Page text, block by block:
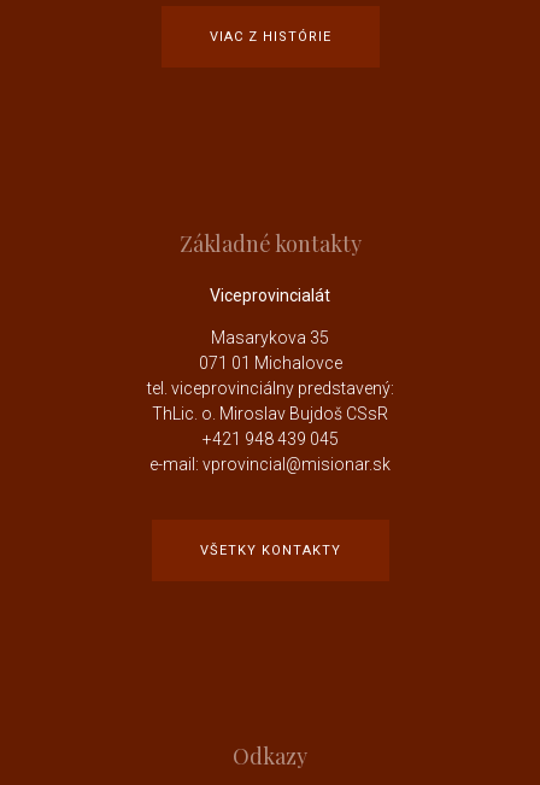
VIAC Z HISTÓRIE
Základné kontakty
Viceprovincialát
Masarykova 35
071 01 Michalovce
tel. viceprovinciálny predstavený:
ThLic. o. Miroslav Bujdoš CSsR
+421 948 439 045
e-mail: vprovincial@misionar.sk
VŠETKY KONTAKTY
Odkazy